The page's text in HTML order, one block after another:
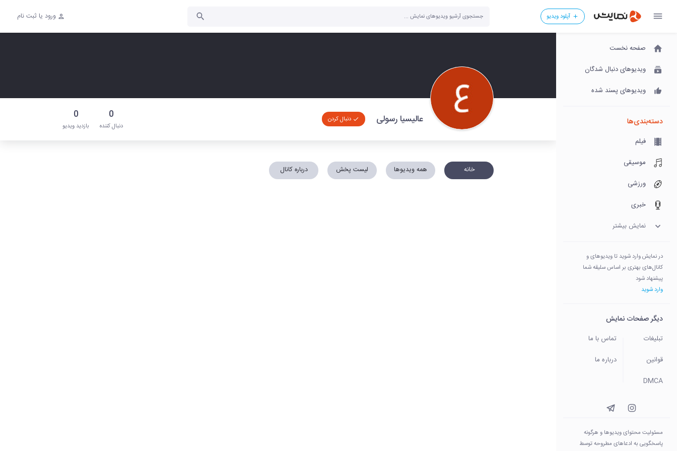
آپلود ویدیو ورود یا ثبت نام
صفحه نخست
ویدیوهای دنبال شدگان
ویدیوهای پسند شده
دسته‌بندی‌ها
فیلم
موسیقی
ورزشی
خبری
نمایش بیشتر
در نمایش وارد شوید تا ویدیوهای و
کانال‌های بهتری بر اساس سلیقه شما
پیشنهاد شود
وارد شوید
دیگر صفحات نمایش
تبلیغات
تماس با ما
قوانین
درباره ما
DMCA
مسئولیت محتوای ویدیو‌ها و هرگونه
پاسخگویی به ادعاهای مطروحه توسط
عالیسیا رسولی دنبال کردن 0
دنبال‌ کننده
0
بازدید ویدیو
خانه همه ویدیوها لیست پخش درباره کانال